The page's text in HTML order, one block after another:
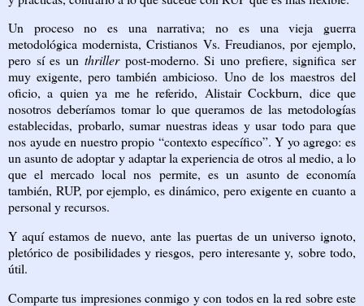
Un proceso no es una narrativa; no es una vieja guerra
metodológica modernista, Cristianos Vs. Freudianos, por ejemplo,
pero sí es un thrillerpost-moderno. Si uno prefiere, significa ser
muy exigente, pero también ambicioso. Uno de los maestros del
oficio, a quien ya me he referido, Alistair Cockburn, dice que
nosotros deberíamos tomar lo que queramos de las metodologías
establecidas, probarlo, sumar nuestras ideas y usar todo para que
nos ayude en nuestro propio “contexto específico”. Y yo agrego: es
un asunto de adoptar y adaptar la experiencia de otros al medio, a lo
que el mercado local nos permite, es un asunto de economía
también, RUP, por ejemplo, es dinámico, pero exigente en cuanto a
personal y recursos.
Y aquí estamos de nuevo, ante las puertas de un universo ignoto,
pletórico de posibilidades y riesgos, pero interesante y, sobre todo,
útil.
Comparte tus impresiones conmigo y con todos en la red sobre este